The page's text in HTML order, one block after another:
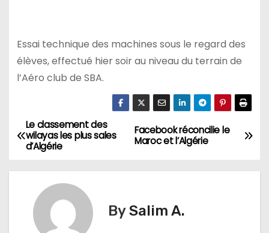
Essai technique des machines sous le regard des
élèves, effectué hier soir au niveau du terrain de
l’Aéro club de SBA.
N
a
Facebook réconcilie le
Maroc et l’Algérie
Le classement des
wilayas les plus sales
d’Algérie
BySalim A.